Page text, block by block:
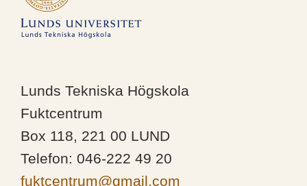
Lunds Tekniska Högskola
Fuktcentrum
Box 118, 221 00 LUND
Telefon: 046-222 49 20
fuktcentrum@gmail.com